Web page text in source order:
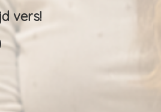
vers!